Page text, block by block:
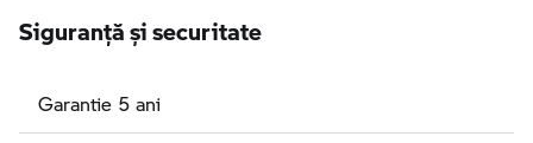
Siguranţă şi securitate
Garantie 5 ani